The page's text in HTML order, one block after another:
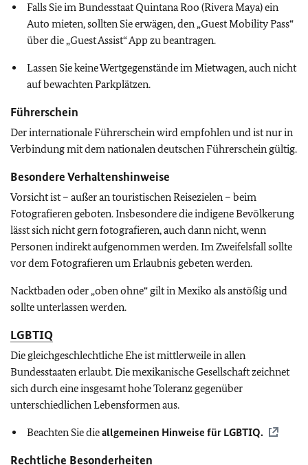
Falls Sie im Bundesstaat Quintana Roo (Rivera Maya) ein
Auto mieten, sollten Sie erwägen, den „Guest Mobility Pass“
über die „Guest Assist“ App zu beantragen.
Lassen Sie keine Wertgegenstände im Mietwagen, auch nicht
auf bewachten Parkplätzen.
Führerschein
Der internationale Führerschein wird empfohlen und ist nur in
Verbindung mit dem nationalen deutschen Führerschein gültig.
Besondere Verhaltenshinweise
Vorsicht ist – außer an touristischen Reisezielen – beim
Fotografieren geboten. Insbesondere die indigene Bevölkerung
lässt sich nicht gern fotografieren, auch dann nicht, wenn
Personen indirekt aufgenommen werden. Im Zweifelsfall sollte
vor dem Fotografieren um Erlaubnis gebeten werden.
Nacktbaden oder „oben ohne“ gilt in Mexiko als anstößig und
sollte unterlassen werden.
LGBTIQ
Die gleichgeschlechtliche Ehe ist mittlerweile in allen
Bundesstaaten erlaubt. Die mexikanische Gesellschaft zeichnet
sich durch eine insgesamt hohe Toleranz gegenüber
unterschiedlichen Lebensformen aus.
Beachten Sie dieallgemeinen Hinweise für LGBTIQ.
Rechtliche Besonderheiten